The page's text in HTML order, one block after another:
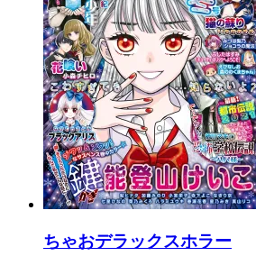
ちゃおデラックスホラー